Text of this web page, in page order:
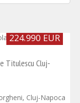
224.990 EUR
Titulescu Cluj-
Cluj-Napoca